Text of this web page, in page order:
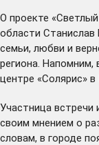
О проекте
области Станислав
семьи, любви и
региона. Напомним,
центре «Солярис» в
Участница
своим мнением о
словам, в городе